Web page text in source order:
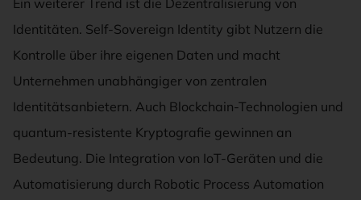
Identitäten. Self-Sovereign Identity gibt Nutzern die
Kontrolle über ihre eigenen Daten und macht
Unternehmen unabhängiger von zentralen
Identitätsanbietern. Auch Blockchain-Technologien und
quantum-resistente Kryptografie gewinnen an
Bedeutung. Die Integration von IoT-Geräten und die
Automatisierung durch Robotic Process Automation